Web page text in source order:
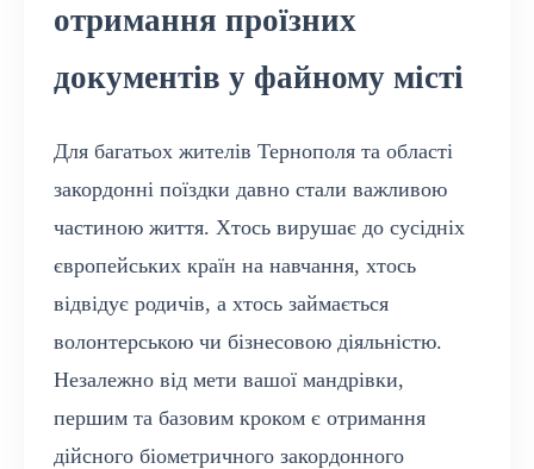
отримання проїзних
документів у файному місті
Для багатьох жителів Тернополя та області
закордонні поїздки давно стали важливою
частиною життя. Хтось вирушає до сусідніх
європейських країн на навчання, хтось
відвідує родичів, а хтось займається
волонтерською чи бізнесовою діяльністю.
Незалежно від мети вашої мандрівки,
першим та базовим кроком є отримання
дійсного біометричного закордонного